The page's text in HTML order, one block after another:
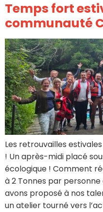
Temps fort
communauté
Les retrouvailles
! Un après-midi placé
écologique ! Comment
à 2 Tonnes par personne
avons proposé à nos
un atelier tourné vers